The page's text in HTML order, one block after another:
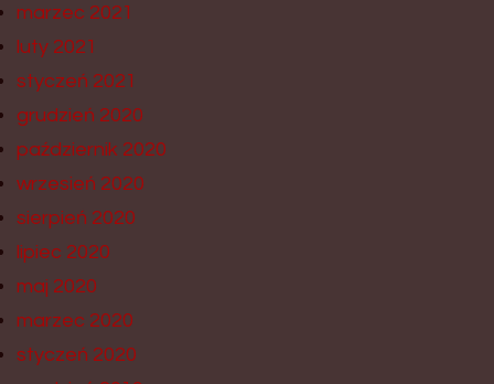
marzec 2021
luty 2021
styczeń 2021
grudzień 2020
październik 2020
wrzesień 2020
sierpień 2020
lipiec 2020
maj 2020
marzec 2020
styczeń 2020